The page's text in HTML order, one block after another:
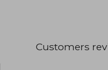
In 2020, he
Customers